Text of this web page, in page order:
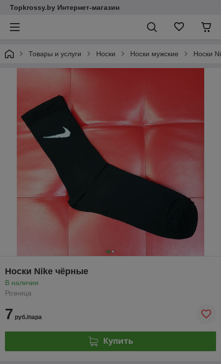
Topkrossy.by Интернет-магазин
Товары и услуги Носки Носки мужские Носки
Носки Nike чёрные
В наличии
Розница
7 руб./пара
Купить